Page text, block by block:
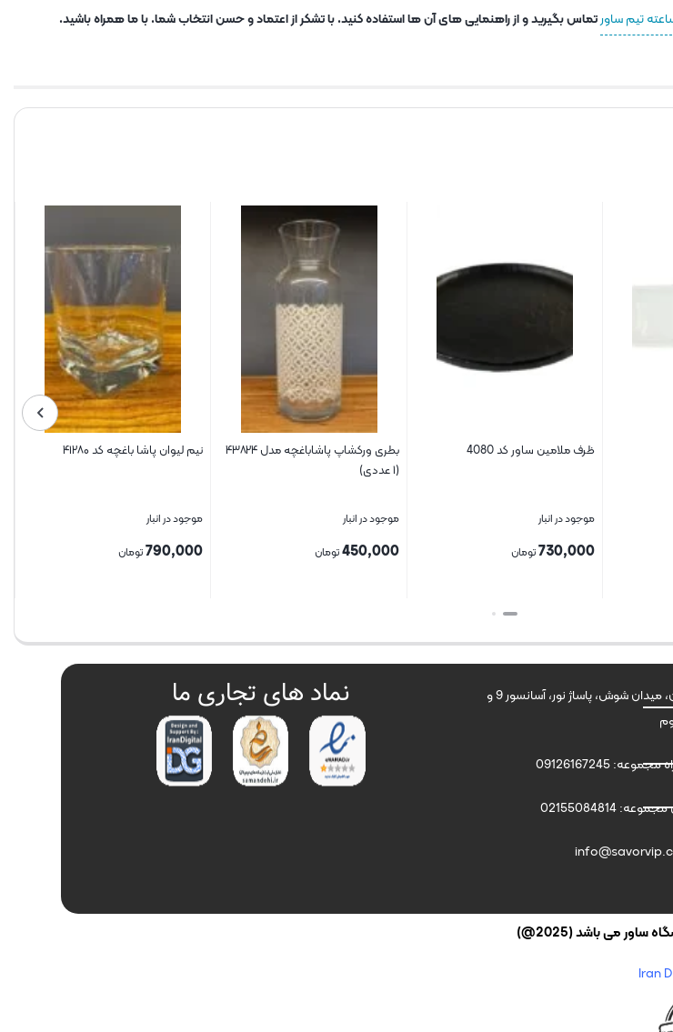
تماس بگیرید و از راهنمایی های آن ها استفاده کنید. با تشکر از اعتماد و حسن انتخاب شما. با ما همراه باشید.
ظرف ملامین ساور کد 4080
موجود در انبار
730,000تومان
بطری ورکشاپ پاشاباغچه مدل ۴۳۸۲۴
(۱ عددی)
موجود در انبار
450,000تومان
نیم لیوان پاشا باغچه کد ۴۱۲۸۰
موجود در انبار
790,000تومان
آدرس: تهران، میدان شوش، پاساژ نور، آسانسور 9 و
09126167245
02155084814
نماد های تجاری ما
می باشد (2025@)